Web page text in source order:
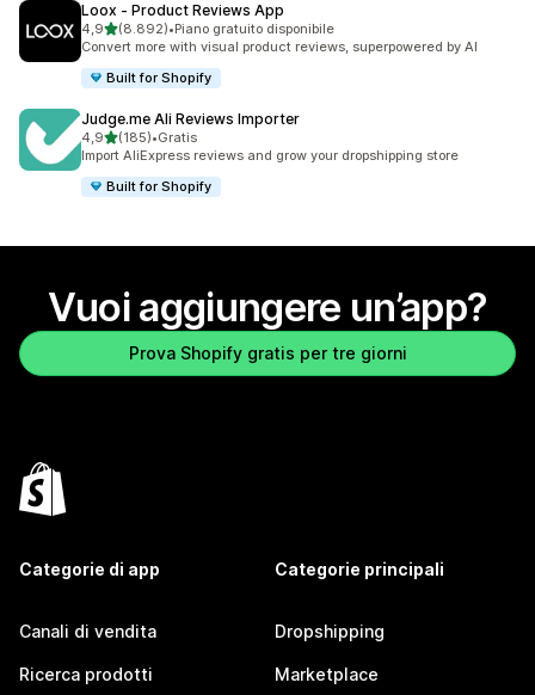
Loox ‑ Product Reviews App
4,9stelle su 5
(8.892)
8892 recensioni totali
•Piano gratuito disponibile
Convert more with visual product reviews, superpowered by AI
Built for Shopify
Judge.me Ali Reviews Importer
4,9stelle su 5
(185)
185 recensioni totali
•Gratis
Import AliExpress reviews and grow your dropshipping store
Built for Shopify
Vuoi aggiungere un’app?
Prova Shopify gratis per tre giorni
Categorie di app
Canali di vendita
Ricerca prodotti
Categorie principali
Dropshipping
Marketplace